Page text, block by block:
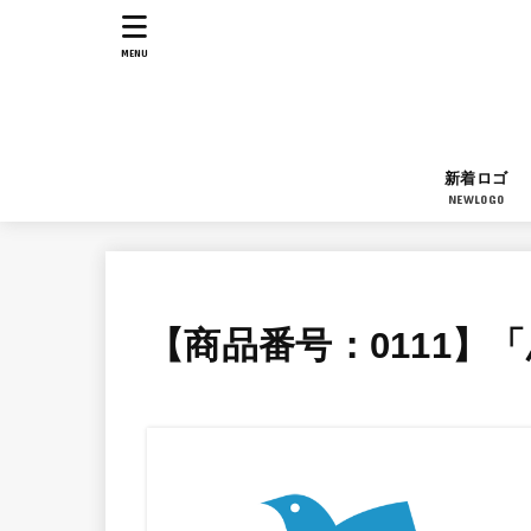
新着ロゴ
NEWLOGO
MENU
【商品番号：0111】